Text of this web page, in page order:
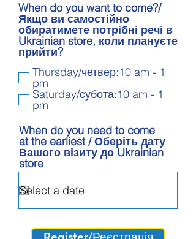
When do you want to come?/
Якщо ви самостійно
обиратимете потрібні речі в
Ukrainian store, коли плануєте
прийти?
Thursday/четвер:10 am - 1
pm
Saturday/субота:10 am - 1
pm
When do you need to come
at the earliest / Оберіть дату
Вашого візиту до Ukrainian
store